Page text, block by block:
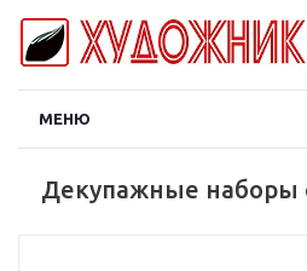
МЕНЮ
Декупажные наборы